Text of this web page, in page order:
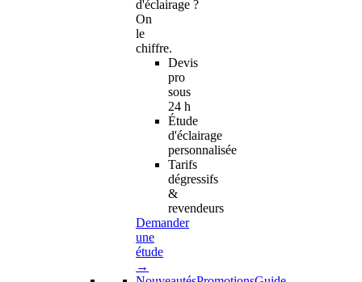
d'éclairage ?
On
le
chiffre.
Devis
pro
sous
24 h
Étude
d'éclairage
personnalisée
Tarifs
dégressifs
&
revendeurs
Demander
une
étude
→